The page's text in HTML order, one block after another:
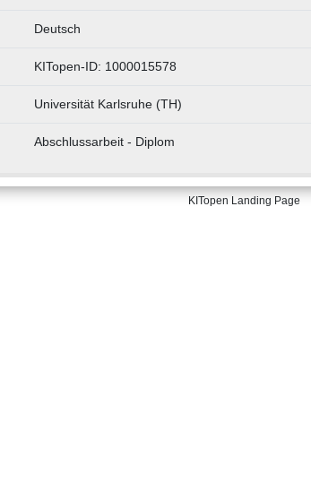
Deutsch
KITopen-ID: 1000015578
Universität Karlsruhe (TH)
Abschlussarbeit - Diplom
KITopen Landing Page